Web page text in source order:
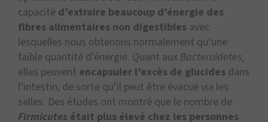
capacité d’extraire beaucoup d’énergie des
fibres alimentaires non digestibles avec
lesquelles nous obtenons normalement qu’une
faible quantité d’énergie. Quant aux Bacteroidetes,
elles peuvent encapsuler l’excès de glucides dans
l’intestin, de sorte qu’il peut être évacué via les
selles. Des études ont montré que le nombre de
Firmicutes était plus élevé chez les personnes